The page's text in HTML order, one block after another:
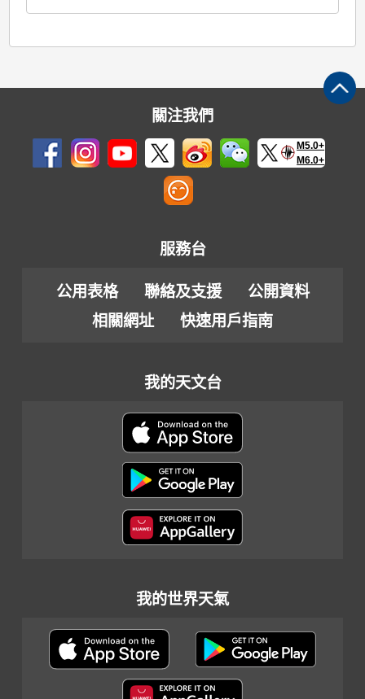
關注我們
M5.0+
M6.0+
服務台
公用表格 聯絡及支援
公開資料
相關網址
快速用戶指南
我的天文台
我的世界天氣